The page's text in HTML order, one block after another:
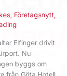
, Företagsnytt,
Elfinger drivit
Nu
byggs om